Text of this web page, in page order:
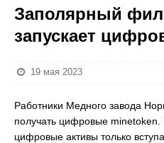
Заполярный
запускает
19 мая 2023
Работники Медного завода
получать цифровые minetoken.
цифровые активы только